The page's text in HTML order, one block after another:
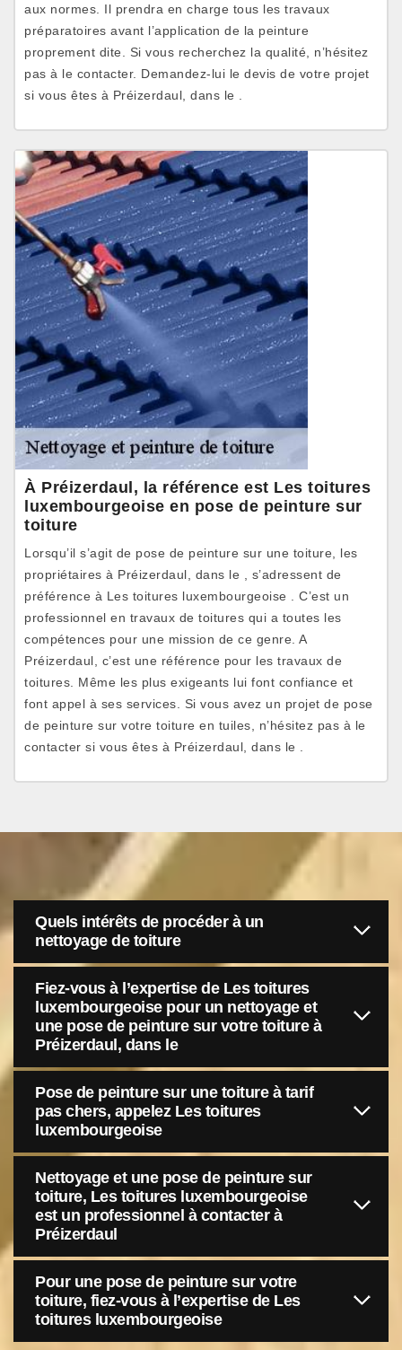
aux normes. Il prendra en charge tous les travaux
préparatoires avant l’application de la peinture
proprement dite. Si vous recherchez la qualité, n’hésitez
pas à le contacter. Demandez-lui le devis de votre projet
si vous êtes à Préizerdaul, dans le .
À Préizerdaul, la référence est Les toitures
luxembourgeoise en pose de peinture sur
toiture
Lorsqu’il s’agit de pose de peinture sur une toiture, les
propriétaires à Préizerdaul, dans le , s’adressent de
préférence à Les toitures luxembourgeoise . C’est un
professionnel en travaux de toitures qui a toutes les
compétences pour une mission de ce genre. A
Préizerdaul, c’est une référence pour les travaux de
toitures. Même les plus exigeants lui font confiance et
font appel à ses services. Si vous avez un projet de pose
de peinture sur votre toiture en tuiles, n’hésitez pas à le
contacter si vous êtes à Préizerdaul, dans le .
Quels intérêts de procéder à un
nettoyage de toiture
Fiez-vous à l’expertise de Les toitures
luxembourgeoise pour un nettoyage et
une pose de peinture sur votre toiture à
Préizerdaul, dans le
Pose de peinture sur une toiture à tarif
pas chers, appelez Les toitures
luxembourgeoise
Nettoyage et une pose de peinture sur
toiture, Les toitures luxembourgeoise
est un professionnel à contacter à
Préizerdaul
Pour une pose de peinture sur votre
toiture, fiez-vous à l’expertise de Les
toitures luxembourgeoise